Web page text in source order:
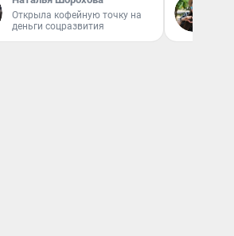
Открыла кофейную точку на
деньги соцразвития